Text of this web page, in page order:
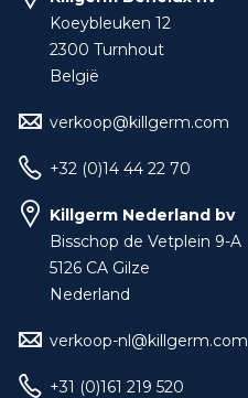
Koeybleuken 12
2300 Turnhout
België
verkoop@killgerm.com
+32 (0)14 44 22 70
Killgerm Nederland bv
Bisschop de Vetplein 9-A
5126 CA Gilze
Nederland
verkoop-nl@killgerm.com
+31 (0)161 219 520